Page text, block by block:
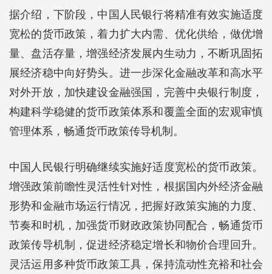
据介绍，下阶段，中国人民银行将精准有效实施适度
宽松的货币政策，着力扩大内需、优化供给，做优增
量、盘活存量，增强经济发展内生动力，不断巩固拓
展经济稳中向好势头。进一步深化金融改革和高水平
对外开放，加快建设金融强国，完善中央银行制度，
构建科学稳健的货币政策体系和覆盖全面的宏观审慎
管理体系，畅通货币政策传导机制。
中国人民银行明确继续实施好适度宽松的货币政策。
增强政策前瞻性灵活性针对性，根据国内外经济金融
形势和金融市场运行情况，把握好政策实施的力度、
节奏和时机，加强货币财政政策协同配合，畅通货币
政策传导机制，促进经济稳定增长和物价合理回升。
灵活运用多种货币政策工具，保持流动性充裕和社会